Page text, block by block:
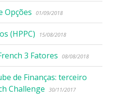
Opções 01/09/2018
(HPPC) 15/08/2018
3 Fatores 08/08/2018
de Finanças: terceiro
Challenge
30/11/2017